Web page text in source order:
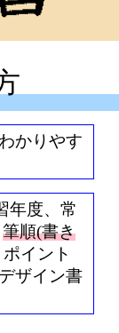
かりやす
年度、常
筆順(書き
イント
ザイン書